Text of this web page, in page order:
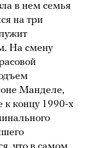
в нем семья
на три
На смену
Манделе,
к концу 1990-х